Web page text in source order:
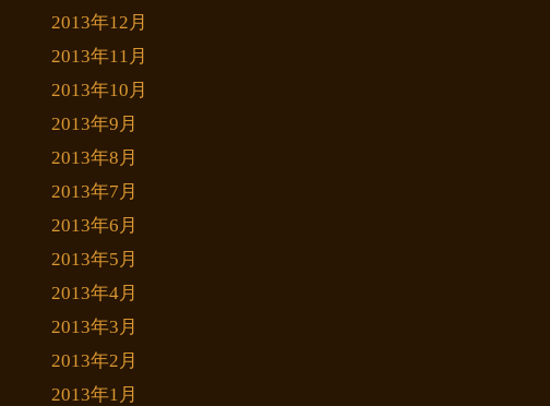
2013年12月
2013年11月
2013年10月
2013年9月
2013年8月
2013年7月
2013年6月
2013年5月
2013年4月
2013年3月
2013年2月
2013年1月